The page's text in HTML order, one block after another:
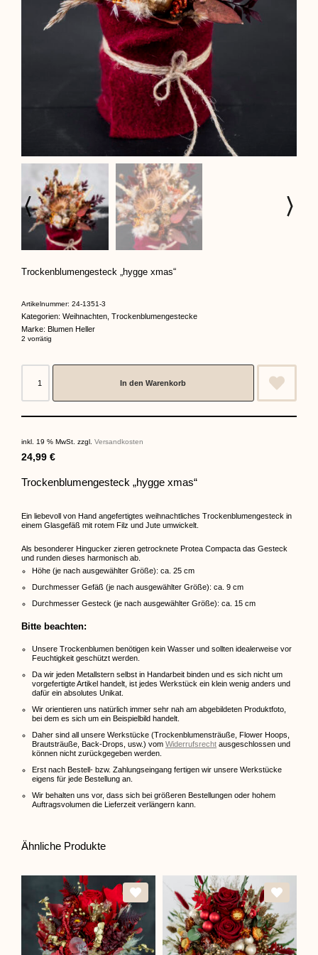
Trockenblumengesteck „hygge xmas“
Artikelnummer: 24-1351-3
Kategorien: Weihnachten Trockenblumengestecke
Marke: Blumen Heller
2 vorrätig
In den Warenkorb
inkl. 19 % MwSt. zzgl. Versandkosten
24,99 €
Trockenblumengesteck „hygge xmas“
Ein liebevoll von Hand angefertigtes weihnachtliches Trockenblumengesteck in
einem Glasgefäß mit rotem Filz und Jute umwickelt.
Als besonderer Hingucker zieren getrocknete Protea Compacta das Gesteck
und runden dieses harmonisch ab.
Höhe (je nach ausgewählter Größe): ca. 25 cm
Durchmesser Gefäß (je nach ausgewählter Größe): ca. 9 cm
Durchmesser Gesteck (je nach ausgewählter Größe): ca. 15 cm
Bitte beachten:
Unsere Trockenblumen benötigen kein Wasser und sollten idealerweise vor
Feuchtigkeit geschützt werden.
Da wir jeden Metallstern selbst in Handarbeit binden und es sich nicht um
vorgefertigte Artikel handelt, ist jedes Werkstück ein klein wenig anders und
dafür ein absolutes Unikat.
Wir orientieren uns natürlich immer sehr nah am abgebildeten Produktfoto,
bei dem es sich um ein Beispielbild handelt.
Daher sind all unsere Werkstücke (Trockenblumensträuße, Flower Hoops,
Brautsträuße, Back-Drops, usw.) vom Widerrufsrecht ausgeschlossen und
können nicht zurückgegeben werden.
Erst nach Bestell- bzw. Zahlungseingang fertigen wir unsere Werkstücke
eigens für jede Bestellung an.
Wir behalten uns vor, dass sich bei größeren Bestellungen oder hohem
Auftragsvolumen die Lieferzeit verlängern kann.
Ähnliche Produkte